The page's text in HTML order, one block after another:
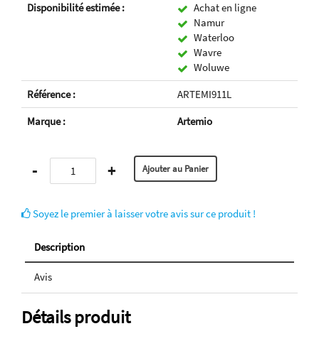
Disponibilité estimée :
Achat en ligne
Namur
Waterloo
Wavre
Woluwe
Référence :
ARTEMI911L
Marque :
Artemio
- +
Soyez le premier à laisser votre avis sur ce produit !
Description
Avis
Détails produit